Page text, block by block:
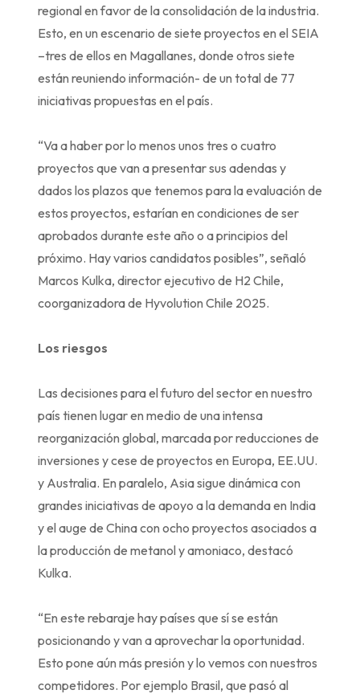
regional en favor de la consolidación de la industria.
Esto, en un escenario de siete proyectos en el SEIA
–tres de ellos en Magallanes, donde otros siete
están reuniendo información- de un total de 77
iniciativas propuestas en el país.
“Va a haber por lo menos unos tres o cuatro
proyectos que van a presentar sus adendas y
dados los plazos que tenemos para la evaluación de
estos proyectos, estarían en condiciones de ser
aprobados durante este año o a principios del
próximo. Hay varios candidatos posibles”, señaló
Marcos Kulka, director ejecutivo de H2 Chile,
coorganizadora de Hyvolution Chile 2025.
Los riesgos
Las decisiones para el futuro del sector en nuestro
país tienen lugar en medio de una intensa
reorganización global, marcada por reducciones de
inversiones y cese de proyectos en Europa, EE.UU.
y Australia. En paralelo, Asia sigue dinámica con
grandes iniciativas de apoyo a la demanda en India
y el auge de China con ocho proyectos asociados a
la producción de metanol y amoniaco, destacó
Kulka.
“En este rebaraje hay países que sí se están
posicionando y van a aprovechar la oportunidad.
Esto pone aún más presión y lo vemos con nuestros
competidores. Por ejemplo Brasil, que pasó al